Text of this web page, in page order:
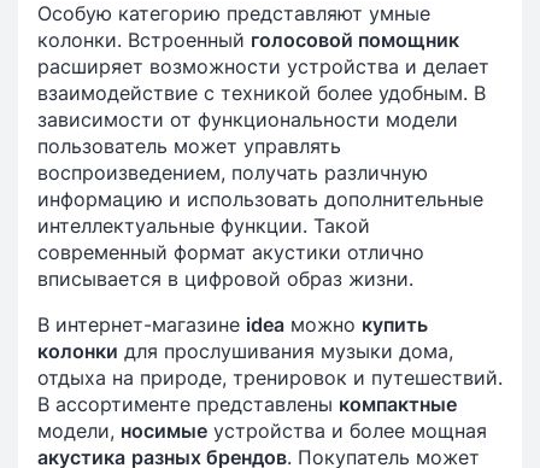
Особую категорию представляют умные
колонки. Встроенный голосовой помощник
расширяет возможности устройства и делает
взаимодействие с техникой более удобным. В
зависимости от функциональности модели
пользователь может управлять
воспроизведением, получать различную
информацию и использовать дополнительные
интеллектуальные функции. Такой
современный формат акустики отлично
вписывается в цифровой образ жизни.
В интернет-магазине idea можно купить
колонки для прослушивания музыки дома,
отдыха на природе, тренировок и путешествий.
В ассортименте представлены компактные
модели, носимые устройства и более мощная
акустика разных брендов. Покупатель может